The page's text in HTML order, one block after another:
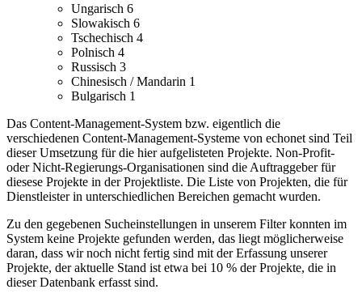
Ungarisch 6
Slowakisch 6
Tschechisch 4
Polnisch 4
Russisch 3
Chinesisch / Mandarin 1
Bulgarisch 1
Das Content-Management-System bzw. eigentlich die
verschiedenen Content-Management-Systeme von echonet sind Teil
dieser Umsetzung für die hier aufgelisteten Projekte. Non-Profit-
oder Nicht-Regierungs-Organisationen sind die Auftraggeber für
diesese Projekte in der Projektliste. Die Liste von Projekten, die für
Dienstleister in unterschiedlichen Bereichen gemacht wurden.
Zu den gegebenen Sucheinstellungen in unserem Filter konnten im
System keine Projekte gefunden werden, das liegt möglicherweise
daran, dass wir noch nicht fertig sind mit der Erfassung unserer
Projekte, der aktuelle Stand ist etwa bei 10 % der Projekte, die in
dieser Datenbank erfasst sind.